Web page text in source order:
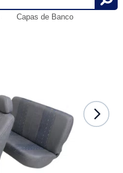
Capas de Banco